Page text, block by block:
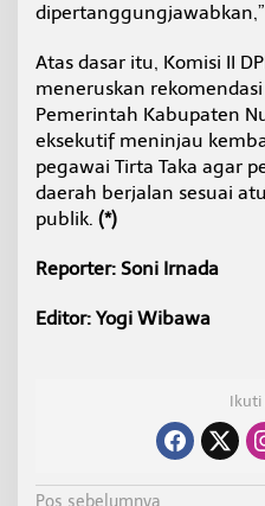
Atas dasar itu, Komisi II
meneruskan
Pemerintah Kabupaten
eksekutif meninjau
pegawai Tirta Taka agar
daerah berjalan sesuai
publik. (*)
Reporter: Soni Irnada
Editor: Yogi Wibawa
Ikuti